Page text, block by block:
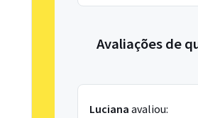
Avaliações de
Luciana avaliou: